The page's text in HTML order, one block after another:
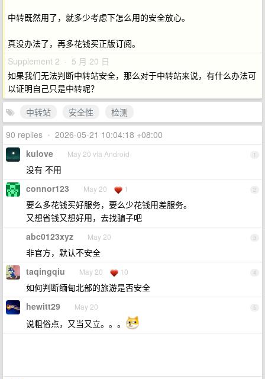
中转既然用了，就多少考虑下怎么用的安全放心。
真没办法了，再多花钱买正版订阅。
Supplement 2 · 5 月 20 日
如果我们无法判断中转站安全，那么对于中转站来说，有什么办法可
以证明自己只是中转呢？
中转站
安全性
检测
90 replies • 2026-05-21 10:04:18 +08:00
1
kulove May 20 via Android
没有 不用
2
connor123 May 20 1
要么多花钱买好服务，要么少花钱用差服务。
又想省钱又想好用，去找骗子吧
3
abc0123xyz May 20
非官方，默认不安全
4
taqingqiu May 20 10
如何判断缅甸北部的旅游是否安全
5
hewitt29 May 20
说粗俗点，又当又立。。。